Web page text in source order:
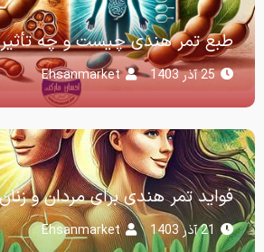
طبع تمر هندی چیست و چه
25 آذر 1403 Ehsanmarket
فواید تمر هندی برای مردان و زنان
Ehsanmarket